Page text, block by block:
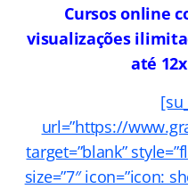
Cursos online
visualizações
até
url=”https://
target=”blank”
size=”7″ icon=”icon: